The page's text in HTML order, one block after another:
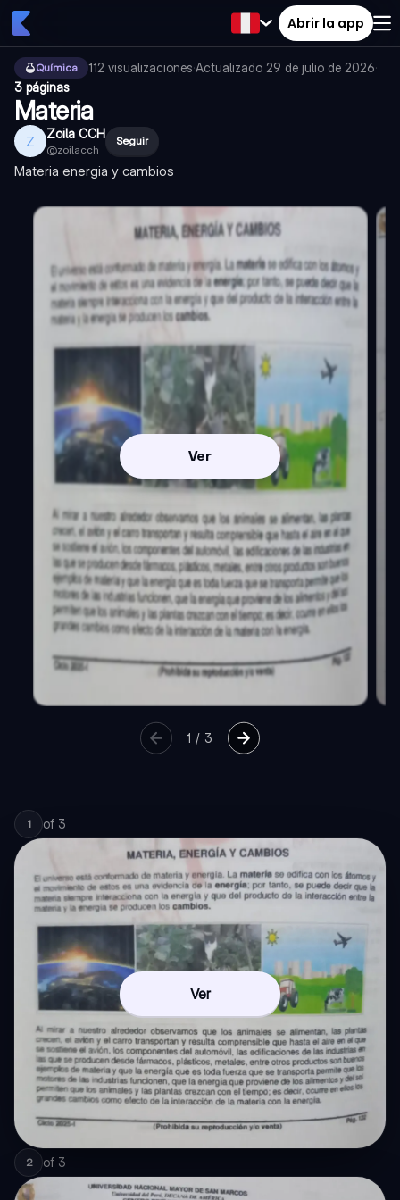
Abrir la app
Química 112 visualizaciones·Actualizado 29 de julio de 2026·
3 páginas
Materia
Z Zoila CCH
@zoilacch
Seguir
Materia energia y cambios
Ver
1 / 3
1 of 3
Ver
2 of 3